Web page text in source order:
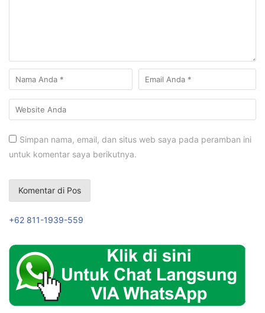
Simpan nama, email, dan situs web saya pada peramban ini
untuk komentar saya berikutnya.
+62 811-1939-559